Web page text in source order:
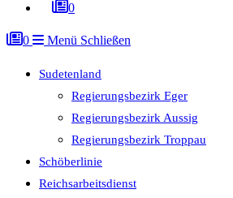
0
0 Menü Schließen
Sudetenland
Regierungsbezirk Eger
Regierungsbezirk Aussig
Regierungsbezirk Troppau
Schöberlinie
Reichsarbeitsdienst